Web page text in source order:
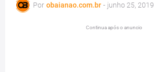
Por obaianao.com.br - junho 25, 2019
Continua após o anuncio